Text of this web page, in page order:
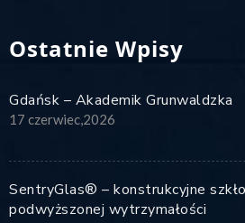
Ostatnie Wpisy
Gdańsk – Akademik Grunwaldzka
17 czerwiec,2026
SentryGlas® – konstrukcyjne
podwyższonej wytrzymałości